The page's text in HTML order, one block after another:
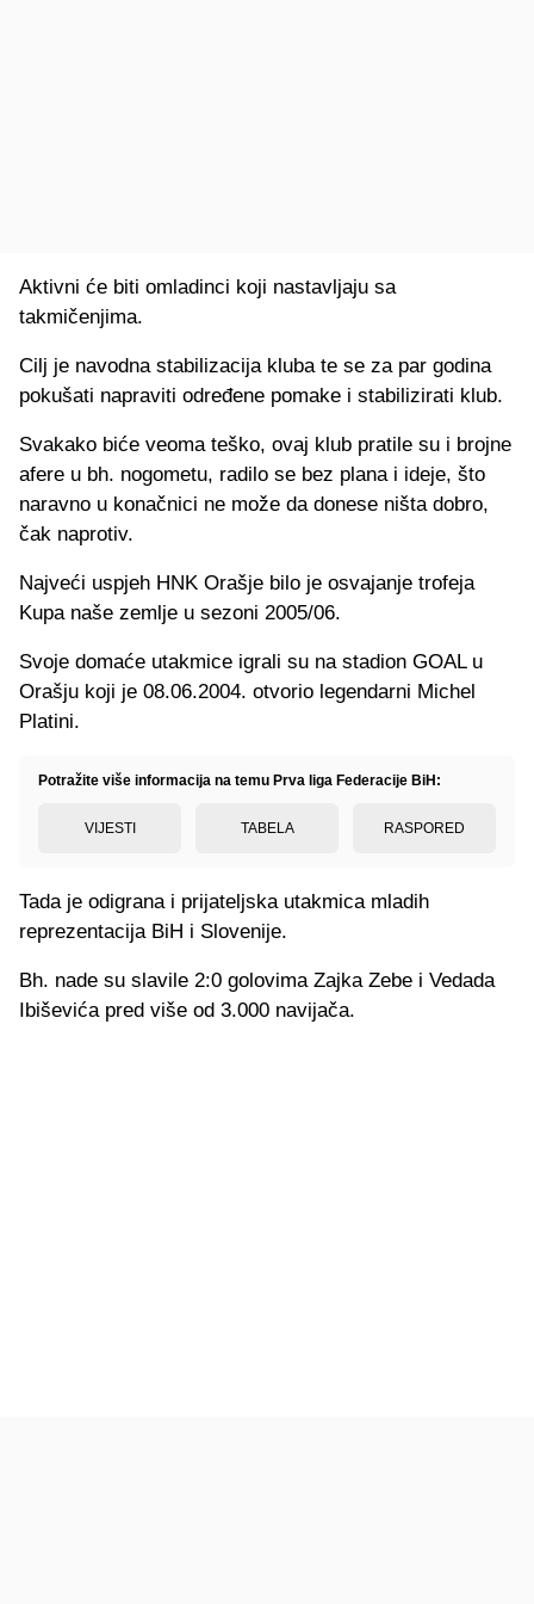
Aktivni će biti omladinci koji nastavljaju sa
takmičenjima.
Cilj je navodna stabilizacija kluba te se za par godina
pokušati napraviti određene pomake i stabilizirati klub.
Svakako biće veoma teško, ovaj klub pratile su i brojne
afere u bh. nogometu, radilo se bez plana i ideje, što
naravno u konačnici ne može da donese ništa dobro,
čak naprotiv.
Najveći uspjeh HNK Orašje bilo je osvajanje trofeja
Kupa naše zemlje u sezoni 2005/06.
Svoje domaće utakmice igrali su na stadion GOAL u
Orašju koji je 08.06.2004. otvorio legendarni Michel
Platini.
Potražite više informacija na temu Prva liga Federacije BiH:
VIJESTI TABELA RASPORED
Tada je odigrana i prijateljska utakmica mladih
reprezentacija BiH i Slovenije.
Bh. nade su slavile 2:0 golovima Zajka Zebe i Vedada
Ibiševića pred više od 3.000 navijača.